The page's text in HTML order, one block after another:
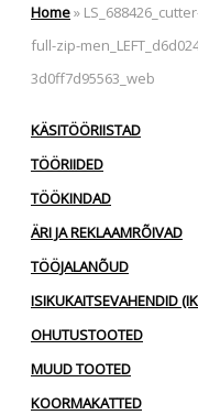
Home»
full-zip-
3d0ff7d95563_web
KÄSITÖÖRIISTAD
TÖÖRIIDED
TÖÖKINDAD
ÄRI JA REKLAAMRÕIVAD
TÖÖJALANÕUD
ISIKUKAITSEVAHENDID
OHUTUSTOOTED
MUUD TOOTED
KOORMAKATTED